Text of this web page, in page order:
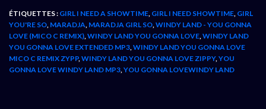
ÉTIQUETTES : GIRL I NEED A SHOWTIME GIRL I NEED SHOWTIME GIRL
YOU'RE SO MARADJA MARADJA GIRL SO WINDY LAND - YOU GONNA
LOVE (MICO C REMIX) WINDY LAND YOU GONNA LOVE WINDY LAND
YOU GONNA LOVE EXTENDED MP3 WINDY LAND YOU GONNA LOVE
MICO C REMIX ZYPP, WINDY LAND YOU GONNA LOVE ZIPPY, YOU
GONNA LOVE WINDY LAND MP3 YOU GONNA LOVEWINDY LAND